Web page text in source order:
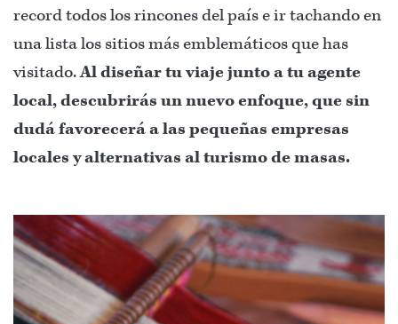
record todos los rincones del país e ir tachando en
una lista los sitios más emblemáticos que has
visitado.Al diseñar tu viaje junto a tu agente
local, descubrirás un nuevo enfoque, que sin
dudá favorecerá a las pequeñas empresas
locales y alternativas al turismo de masas.